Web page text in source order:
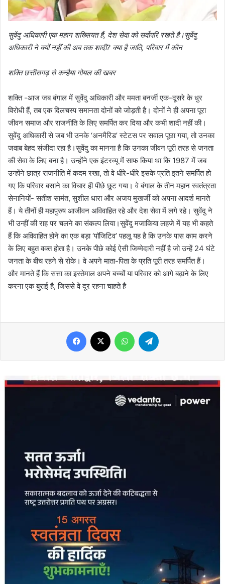
सुवेंदु अधिकारी एक महान शख्सियत हैं, देश सेवा को सर्वोपरि रखते है।सुवेंदु
अधिकारी ने क्यों नहीं की अब तक शादी? क्या है जाति, परिवार में कौन
शक्ति छत्तीसगढ़ से कन्हैया गोयल की खबर
शक्ति -आज जब बंगाल में सुवेंदु अधिकारी और ममता बनर्जी एक-दूसरे के धुर
विरोधी हैं, तब एक दिलचस्प समानता दोनों को जोड़ती है। दोनों ने ही अपना पूरा
जीवन समाज और राजनीति के लिए समर्पित कर दिया और कभी शादी नहीं की।
सुवेंदु अधिकारी से जब भी उनके ‘अनमैरिड’ स्टेटस पर सवाल पूछा गया, तो उनका
जवाब बेहद संजीदा रहा है।सुवेंदु का मानना है कि उनका जीवन पूरी तरह से जनता
की सेवा के लिए बना है। उन्होंने एक इंटरव्यू में साफ किया था कि 1987 में जब
उन्होंने छात्र राजनीति में कदम रखा, तो वे धीरे-धीरे इसके प्रति इतने समर्पित हो
गए कि परिवार बसाने का विचार ही पीछे छूट गया। वे बंगाल के तीन महान स्वतंत्रता
सेनानियों- सतीश सामंत, सुशील धारा और अजय मुखर्जी को अपना आदर्श मानते
हैं। ये तीनों ही महापुरुष आजीवन अविवाहित रहे और देश सेवा में लगे रहे। सुवेंदु ने
भी उन्हीं की राह पर चलने का संकल्प लिया।सुवेंदु मजाकिया लहजे में यह भी कहते
हैं कि अविवाहित होने का एक बड़ा ‘पॉजिटिव’ पहलू यह है कि उनके पास काम करने
के लिए बहुत वक्त होता है। उनके पीछे कोई ऐसी जिम्मेदारी नहीं है जो उन्हें 24 घंटे
जनता के बीच रहने से रोके। वे अपने माता-पिता के प्रति पूरी तरह समर्पित हैं।
और मानते हैं कि सत्ता का इस्तेमाल अपने बच्चों या परिवार को आगे बढ़ाने के लिए
करना एक बुराई है, जिससे वे दूर रहना चाहते है
Facebook WhatsApp